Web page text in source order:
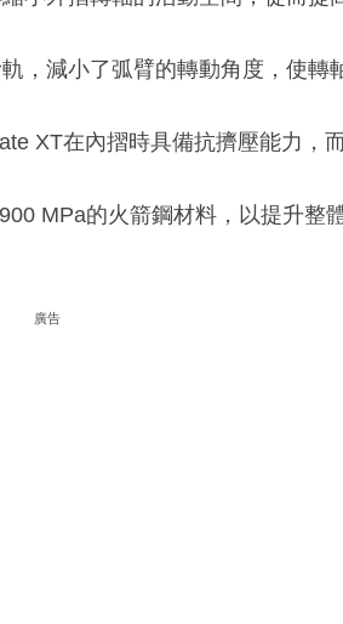
，減小了弧臂的轉動角度，使轉
XT在內摺時具備抗擠壓能力，
MPa的火箭鋼材料，以提升整
廣告